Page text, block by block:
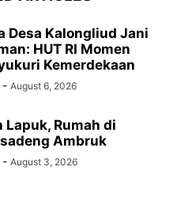
Desa Kalongliud Jani
HUT RI Momen
Kemerdekaan
- August 6, 2026
Lapuk, Rumah di
Ambruk
- August 3, 2026